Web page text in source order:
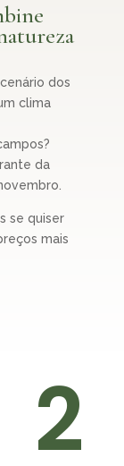
dos
clima
da
se quiser
mais
2